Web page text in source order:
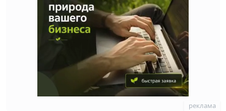
реклама